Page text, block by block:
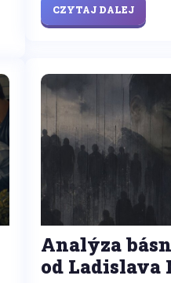
CZYTAJ DALEJ
Analýza
od Ladislava